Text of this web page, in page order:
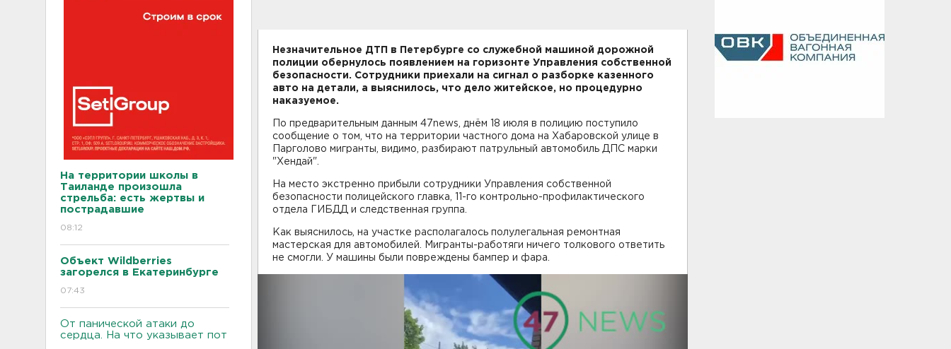
На территории школы в
Таиланде произошла
стрельба: есть жертвы и
пострадавшие
08:12
Объект Wildberries
загорелся в Екатеринбурге
07:43
От панической атаки до
сердца. На что указывает пот
Незначительное ДТП в Петербурге со служебной машиной дорожной
полиции обернулось появлением на горизонте Управления собственной
безопасности. Сотрудники приехали на сигнал о разборке казенного
авто на детали, а выяснилось, что дело житейское, но процедурно
наказуемое.
По предварительным данным 47news, днём 18 июля в полицию поступило
сообщение о том, что на территории частного дома на Хабаровской улице в
Парголово мигранты, видимо, разбирают патрульный автомобиль ДПС марки
"Хендай".
На место экстренно прибыли сотрудники Управления собственной
безопасности полицейского главка, 11-го контрольно-профилактического
отдела ГИБДД и следственная группа.
Как выяснилось, на участке располагалось полулегальная ремонтная
мастерская для автомобилей. Мигранты-работяги ничего толкового ответить
не смогли. У машины были повреждены бампер и фара.